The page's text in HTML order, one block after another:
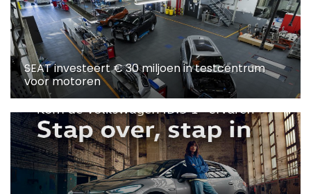
SEAT investeert € 30 miljoen in testcentrum
voor motoren